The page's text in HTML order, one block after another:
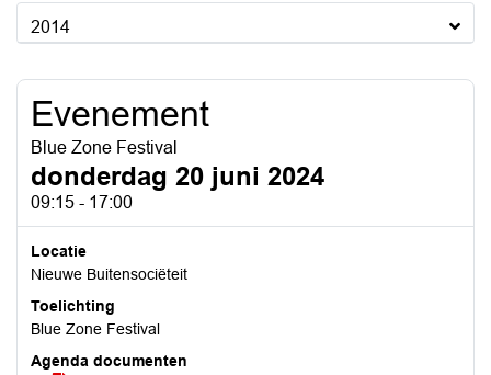
2014
Evenement
Blue Zone Festival
donderdag 20 juni 2024
09:15 - 17:00
Locatie
Nieuwe Buitensociëteit
Toelichting
Blue Zone Festival
Agenda documenten